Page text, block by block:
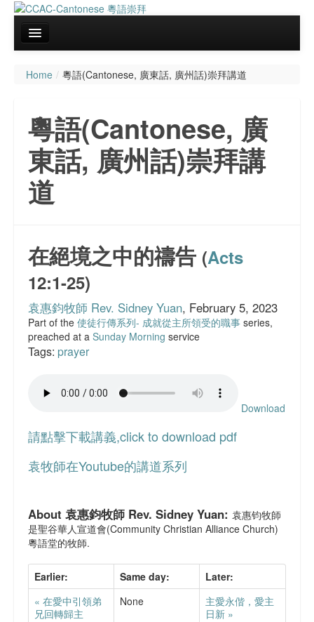
聚會資料
粵語(Cantonese, 廣東話, 廣州話)崇拜講道
會務報告
代禱事項
文章分享
FaceBook 網頁
聯絡我們
Home / 粵語(Cantonese, 廣東話, 廣州話)崇拜講道
粵語(Cantonese, 廣
東話, 廣州話)崇拜講
道
在絕境之中的禱告 (Acts
12:1-25)
袁惠鈞牧師 Rev. Sidney Yuan, February 5, 2023
Part of the 使徒行傳系列- 成就從主所領受的職事 series,
preached at a Sunday Morning service
Tags: prayer
Download
請點擊下載講義,click to download pdf
袁牧師在Youtube的講道系列
About 袁惠鈞牧師 Rev. Sidney Yuan: 袁惠钧牧師
是聖谷華人宣道會(Community Christian Alliance Church)
粵語堂的牧師.
Earlier: Same day:
Later:
« 在愛中引領弟
兄回轉歸主
None
主愛永偕，愛主
日新 »